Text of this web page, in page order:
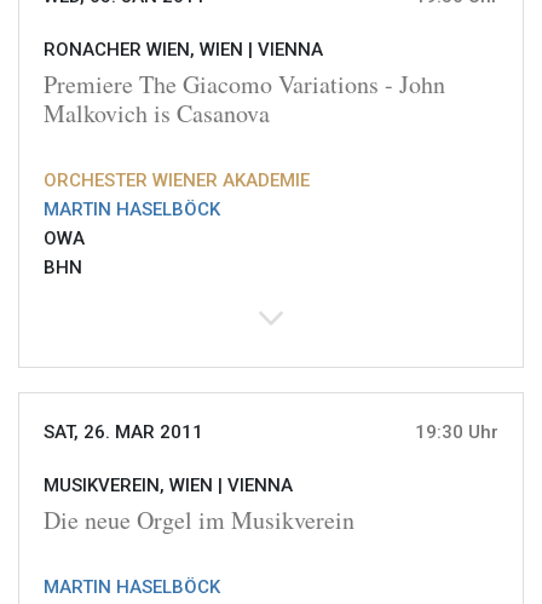
RONACHER WIEN, WIEN | VIENNA
Premiere The Giacomo Variations - John
Malkovich is Casanova
ORCHESTER WIENER AKADEMIE
MARTIN HASELBÖCK
OWA
BHN
SAT, 26. MAR 2011 19:30 Uhr
MUSIKVEREIN, WIEN | VIENNA
Die neue Orgel im Musikverein
MARTIN HASELBÖCK